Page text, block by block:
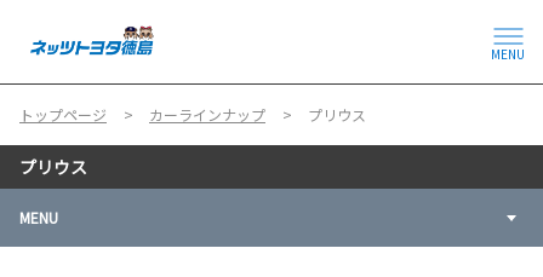
MENU
トップページ カーラインナップ プリウス
プリウス
MENU